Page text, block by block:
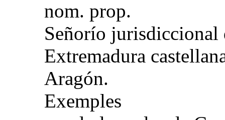
nom. prop.
Señorío jurisdiccional
Extremadura
Aragón.
Exemples